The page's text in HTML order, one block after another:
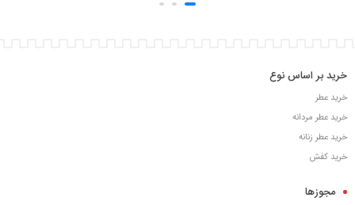
خرید بر اساس نوع
خرید عطر
خرید عطر مردانه
خرید عطر زنانه
خرید کفش
مجوزها